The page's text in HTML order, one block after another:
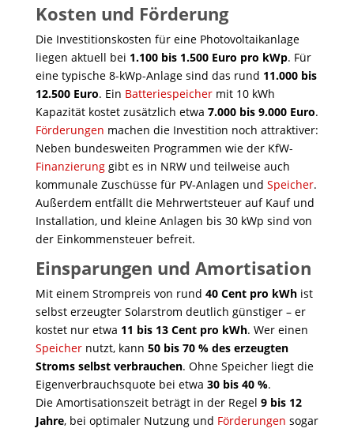
Kosten und Förderung
Die Investitionskosten für eine Photovoltaikanlage
liegen aktuell bei 1.100 bis 1.500 Euro pro kWp. Für
eine typische 8-kWp-Anlage sind das rund 11.000 bis
12.500 Euro. Ein Batteriespeichermit 10 kWh
Kapazität kostet zusätzlich etwa 7.000 bis 9.000 Euro.
Förderungen machen die Investition noch attraktiver:
Neben bundesweiten Programmen wie der KfW-
Finanzierunggibt es in NRW und teilweise auch
kommunale Zuschüsse für PV-Anlagen und Speicher.
Außerdem entfällt die Mehrwertsteuer auf Kauf und
Installation, und kleine Anlagen bis 30 kWp sind von
der Einkommensteuer befreit.
Einsparungen und Amortisation
Mit einem Strompreis von rund 40 Cent pro kWhist
selbst erzeugter Solarstrom deutlich günstiger – er
kostet nur etwa 11 bis 13 Cent pro kWh. Wer einen
Speichernutzt, kann 50 bis 70 % des erzeugten
Stroms selbst verbrauchen. Ohne Speicher liegt die
Eigenverbrauchsquote bei etwa 30 bis 40 %.
Die Amortisationszeit beträgt in der Regel 9 bis 12
Jahre, bei optimaler Nutzung und Förderungen sogar